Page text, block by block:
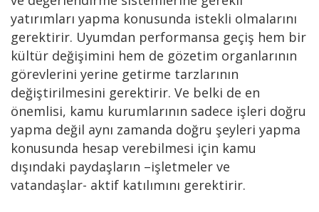
yatırımları yapma konusunda istekli olmalarını
gerektirir. Uyumdan performansa geçiş hem bir
kültür değişimini hem de gözetim organlarının
görevlerini yerine getirme tarzlarının
değiştirilmesini gerektirir. Ve belki de en
önemlisi, kamu kurumlarının sadece işleri doğru
yapma değil aynı zamanda doğru şeyleri yapma
konusunda hesap verebilmesi için kamu
dışındaki paydaşların –işletmeler ve
vatandaşlar- aktif katılımını gerektirir.